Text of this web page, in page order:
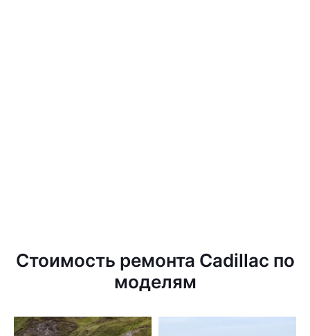
Стоимость ремонта Cadillac по
моделям